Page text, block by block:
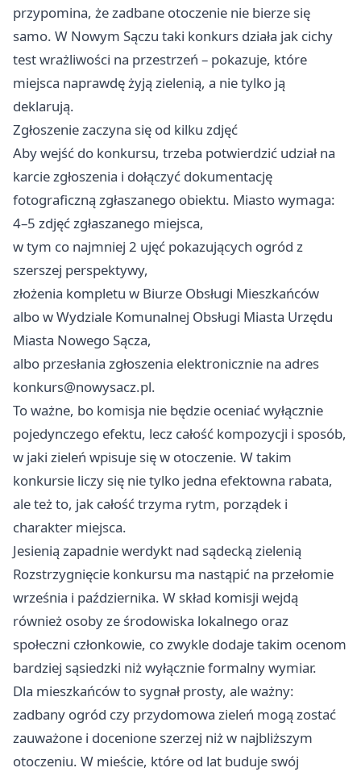
przypomina, że zadbane otoczenie nie bierze się
samo. W Nowym Sączu taki konkurs działa jak cichy
test wrażliwości na przestrzeń – pokazuje, które
miejsca naprawdę żyją zielenią, a nie tylko ją
deklarują.
Zgłoszenie zaczyna się od kilku zdjęć
Aby wejść do konkursu, trzeba potwierdzić udział na
karcie zgłoszenia i dołączyć dokumentację
fotograficzną zgłaszanego obiektu. Miasto wymaga:
4–5 zdjęć zgłaszanego miejsca,
w tym co najmniej 2 ujęć pokazujących ogród z
szerszej perspektywy,
złożenia kompletu w Biurze Obsługi Mieszkańców
albo w Wydziale Komunalnej Obsługi Miasta Urzędu
Miasta Nowego Sącza,
albo przesłania zgłoszenia elektronicznie na adres
konkurs@nowysacz.pl.
To ważne, bo komisja nie będzie oceniać wyłącznie
pojedynczego efektu, lecz całość kompozycji i sposób,
w jaki zieleń wpisuje się w otoczenie. W takim
konkursie liczy się nie tylko jedna efektowna rabata,
ale też to, jak całość trzyma rytm, porządek i
charakter miejsca.
Jesienią zapadnie werdykt nad sądecką zielenią
Rozstrzygnięcie konkursu ma nastąpić na przełomie
września i października. W skład komisji wejdą
również osoby ze środowiska lokalnego oraz
społeczni członkowie, co zwykle dodaje takim ocenom
bardziej sąsiedzki niż wyłącznie formalny wymiar.
Dla mieszkańców to sygnał prosty, ale ważny:
zadbany ogród czy przydomowa zieleń mogą zostać
zauważone i docenione szerzej niż w najbliższym
otoczeniu. W mieście, które od lat buduje swój